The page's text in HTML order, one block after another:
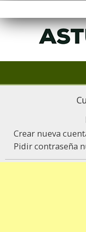
Crear nueva
Pidir contraseña